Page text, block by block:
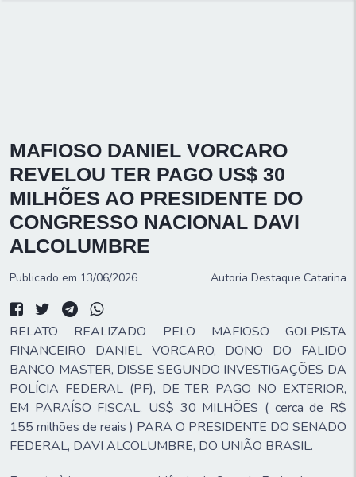
MAFIOSO DANIEL VORCARO
REVELOU TER PAGO US$ 30
MILHÕES AO PRESIDENTE DO
CONGRESSO NACIONAL DAVI
ALCOLUMBRE
Publicado em 13/06/2026 Autoria Destaque Catarina
RELATO REALIZADO PELO MAFIOSO GOLPISTA
FINANCEIRO DANIEL VORCARO, DONO DO FALIDO
BANCO MASTER, DISSE SEGUNDO INVESTIGAÇÕES DA
POLÍCIA FEDERAL (PF), DE TER PAGO NO EXTERIOR,
EM PARAÍSO FISCAL, US$ 30 MILHÕES ( cerca de R$
155 milhões de reais ) PARA O PRESIDENTE DO SENADO
FEDERAL, DAVI ALCOLUMBRE, DO UNIÃO BRASIL.